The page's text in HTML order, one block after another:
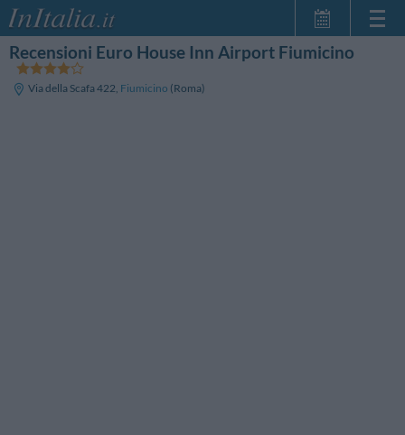
Home Page
Recensioni Euro House Inn Airport Fiumicino
Via della Scafa 422, Fiumicino (Roma)